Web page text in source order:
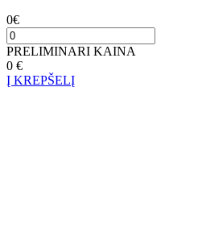
0€
PRELIMINARI KAINA
0 €
Į KREPŠELĮ